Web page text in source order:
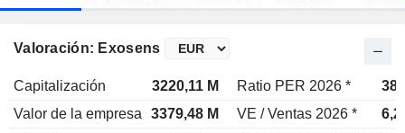
Valoración: Exosens
Capitalización 3220,11 M Ratio PER 2026 *
Valor de la empresa
3379,48 M VE / Ventas 2026 *